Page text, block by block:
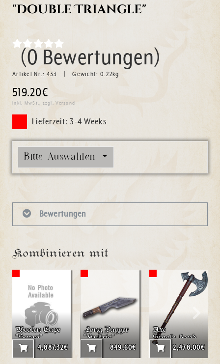
"double Triangle"
(0 Bewertungen)
Artikel Nr.: 433 Gewicht: 0.22kg
519.20€
inkl. MwSt., zzgl. Versand
Lieferzeit: 3-4 Weeks
Bitte Auswählen
Bewertungen
Kombinieren mit
Woolen Cape
"Serun"
4,887.32€
Long Dagger
"Kukris"
849.60€
Axe
Single_hand_
LARP_axe
"Maeron"
2,478.00€